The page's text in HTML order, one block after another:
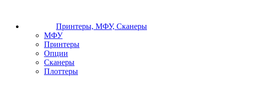
Принтеры, МФУ, Сканеры
МФУ
Принтеры
Опции
Сканеры
Плоттеры